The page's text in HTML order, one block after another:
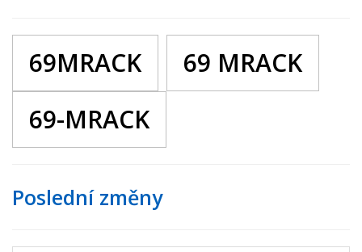
69MRACK
69 MRACK
69-MRACK
Poslední změny